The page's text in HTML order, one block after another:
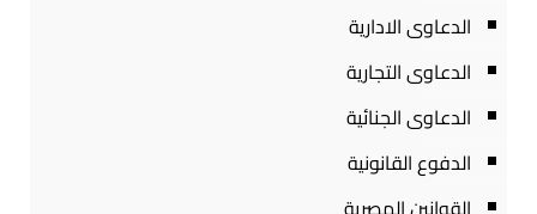
الدعاوى الادارية
الدعاوى التجارية
الدعاوى الجنائية
الدفوع القانونية